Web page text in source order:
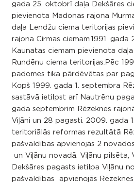
gada 25. oktobrī daļa Dekšāres
pievienota Madonas rajona
daļa Lendžu ciema teritorijas
rajona Cirmas ciemam.1991. gada
Kaunatas ciemam pievienota
Rundēnu ciema teritorijas.Pēc
padomes tika pārdēvētas par
Kopš 1999. gada 1. septembra
sastāvā ietilpst arī Nautrēnu
gada septembrim Rēzeknes
Viļāni un 28 pagasti. 2009. gada
teritoriālās reformas rezultātā
pašvaldības apvienojās 2
un Viļānu novadā. Viļānu pilsēta,
Dekšāres pagasts ietilpa Viļānu
pašvaldības apvienojās